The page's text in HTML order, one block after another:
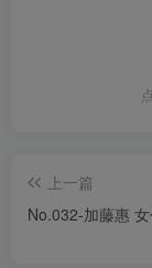
上一篇
No.032-加藤惠